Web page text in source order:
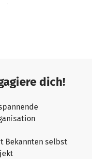
das Kloster
Vermehrung zu
versorgen – und
dich!
Bekannten selbst